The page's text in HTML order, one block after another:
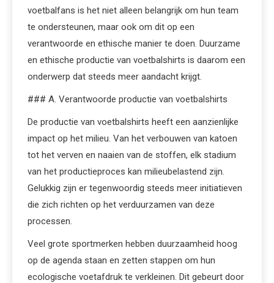
voetbalfans is het niet alleen belangrijk om hun team
te ondersteunen, maar ook om dit op een
verantwoorde en ethische manier te doen. Duurzame
en ethische productie van voetbalshirts is daarom een
onderwerp dat steeds meer aandacht krijgt.
### A. Verantwoorde productie van voetbalshirts
De productie van voetbalshirts heeft een aanzienlijke
impact op het milieu. Van het verbouwen van katoen
tot het verven en naaien van de stoffen, elk stadium
van het productieproces kan milieubelastend zijn.
Gelukkig zijn er tegenwoordig steeds meer initiatieven
die zich richten op het verduurzamen van deze
processen.
Veel grote sportmerken hebben duurzaamheid hoog
op de agenda staan en zetten stappen om hun
ecologische voetafdruk te verkleinen. Dit gebeurt door